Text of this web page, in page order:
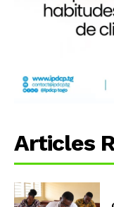
Articles